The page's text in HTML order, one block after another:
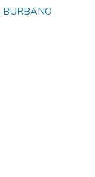
BURBANO